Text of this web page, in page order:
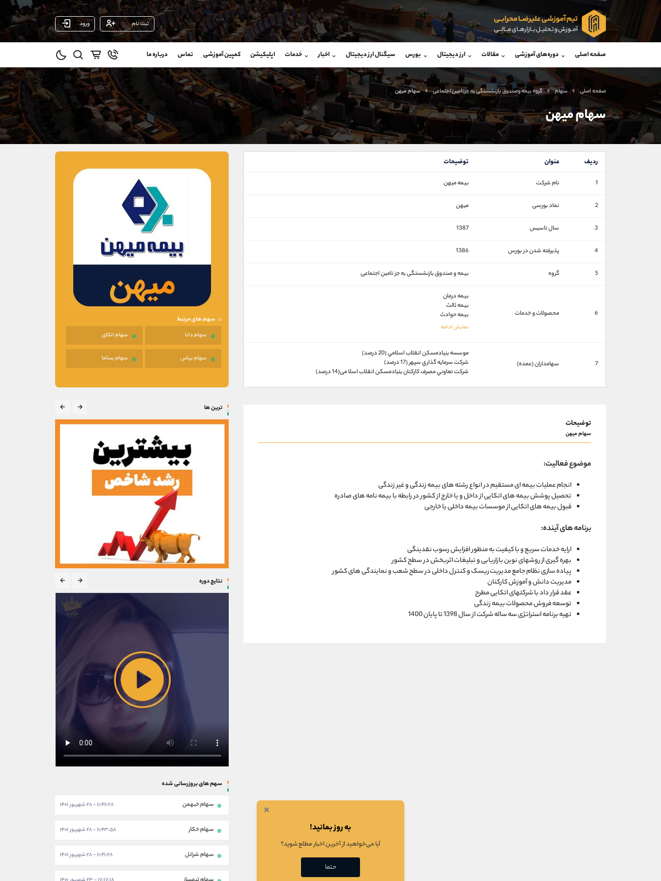
ثبت نام ورود
صفحه اصلی دوره‌های آموزشی مقالات ارز دیجیتال بورس سیگنال ارز دیجیتال اخبار خدمات اپلیکیشن کمپین آموزشی تماس درباره ما
صفحه اصلی سهام گروه بيمه وصندوق بازنشستگی به جزتامين اجتماعی سهام میهن
سهام میهن
ردیف عنوان توضیحات
1 نام شرکت بیمه میهن
2 نماد بورسی میهن
3 سال تاسیس 1387
4 پذیرفته شدن در بورس 1386
5 گروه بیمه و صندوق‌ بازنشستگی به جز تامین اجتماعی
6 محصولات و خدمات
بیمه درمان
بیمه ثالث
بیمه حوادث
7 سهامداران (عمده)
موسسه بنيادمسكن انقلاب اسلامي (20 درصد)
شركت سرمايه گذاري سپهر (17 درصد)
شركت تعاوني مصرف كاركنان بنيادمسكن انقلاب اسلا می(14 درصد)
سهم های مرتبط
سهام دانا سهام اتکای
سهام بپاس سهام بساما
توضیحات
سهام میهن
موضوع فعالیت:
انجام عملیات بیمه ای مستقیم در انواع رشته های بیمه زندگی و غیر زندگی
تحصیل پوشش بیمه های اتکایی از داخل و یا خارج از کشور در رابطه با بیمه نامه های صادره
قبول بیمه های اتکایی از موسسات بیمه داخلی یا خارجی
برنامه های آینده:
ارایه خدمات سریع و با کیفیت به منظور افزایش رسوب نقدینگی
بهره گیری از روشهای نوین بازاریابی و تبلیغات اثربخش در سطح کشور
پیاده سازی نظام جامع مدیریت ریسک و کنترل داخلی در سطح شعب و نمایندگی های کشور
مدیریت دانش و آموزش کارکنان
عقد قرار داد با شرکتهای اتکایی مطرح
توسعه فروش محصولات بیمه زندگی
تهیه برنامه استراتژی سه ساله شرکت از سال 1398 تا پایان 1400
ترین ها
نتایج دوره
سهم های بروزرسانی شده
سهام خبهمن ۱۱:۴۶:۲۸ - ۲۸ شهریور ۱۴۰۱
سهام خکار ۱۱:۴۳:۵۸ - ۲۸ شهریور ۱۴۰۱
سهام شرانل ۱۱:۴۱:۲۸ - ۲۸ شهریور ۱۴۰۱
واتساپ شروع گفتگو
@Armteam_admin_103
داخلی 103
واتساپ شروع گفتگو
تلگرام @Armteam_admin_por
107
شروع گفتگو
@Armteam_admin_33
داخلی 118
(فائزه تهرانی)
09101364784
واتساپ شروع گفتگو
تلگرام @Armteam_admin_104
اطلاعات تماس (دفتر فروش)
021-22021030
تلفن
بدون پیش شماره 90001030
@alirezamehrabi_com
کانال بله @alirezamehrabi_official
×
به روز بمانید!
آیا می‌خواهید از آخرین اخبار مطلع شوید؟
حتما